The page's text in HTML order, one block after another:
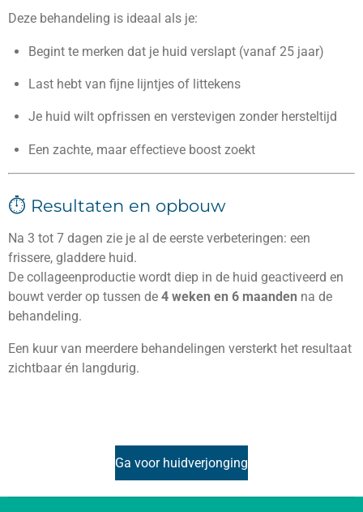
Deze behandeling is ideaal als je:
Begint te merken dat je huid verslapt (vanaf 25 jaar)
Last hebt van fijne lijntjes of littekens
Je huid wilt opfrissen en verstevigen zonder hersteltijd
Een zachte, maar effectieve boost zoekt
⏱️ Resultaten en opbouw
Na 3 tot 7 dagen zie je al de eerste verbeteringen: een
frissere, gladdere huid.
De collageenproductie wordt diep in de huid geactiveerd en
bouwt verder op tussen de 4 weken en 6 maanden na de
behandeling.
Een kuur van meerdere behandelingen versterkt het resultaat
zichtbaar én langdurig.
Ga voor huidverjonging